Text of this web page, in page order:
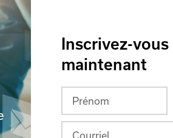
Inscrivez-vous
maintenant